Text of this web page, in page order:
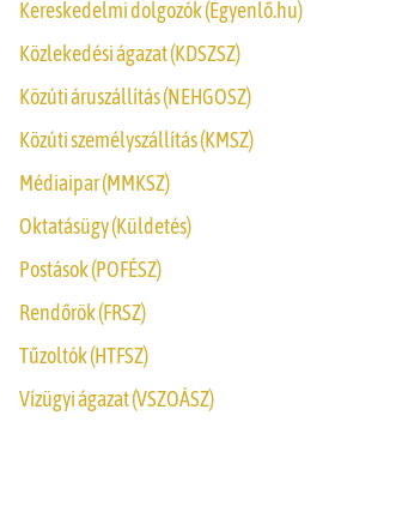
Kereskedelmi dolgozók (Egyenlő.hu)
Közlekedési ágazat (KDSZSZ)
Közúti áruszállítás (NEHGOSZ)
Közúti személyszállítás (KMSZ)
Médiaipar (MMKSZ)
Oktatásügy (Küldetés)
Postások (POFÉSZ)
Rendőrök (FRSZ)
Tűzoltók (HTFSZ)
Vízügyi ágazat (VSZOÁSZ)